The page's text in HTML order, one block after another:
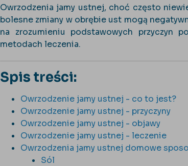
Owrzodzenia jamy ustnej, choć często
bolesne zmiany w obrębie ust mogą
na zrozumieniu podstawowych przyczyn
metodach leczenia.
Spis treści:
Owrzodzenie jamy ustnej - co to jest?
Owrzodzenie jamy ustnej - przyczyny
Owrzodzenie jamy ustnej - objawy
Owrzodzenie jamy ustnej - leczenie
Owrzodzenia jamy ustnej domowe
Sól